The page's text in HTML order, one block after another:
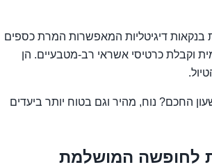
בנקאות דיגיטליות המאפשרות המרת כספים
וקבלת כרטיסי אשראי רב-מטבעיים. הן
החכם? נוח, מהיר וגם בטוח יותר ביעדים
לחופשה המושלמת